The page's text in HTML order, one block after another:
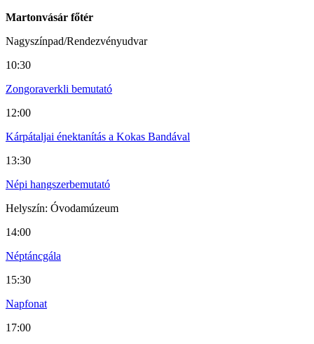
Martonvásár főtér
Nagyszínpad/Rendezvényudvar
10:30
Zongoraverkli bemutató
12:00
Kárpátaljai énektanítás a Kokas Bandával
13:30
Népi hangszerbemutató
Helyszín: Óvodamúzeum
14:00
Néptáncgála
15:30
Napfonat
17:00